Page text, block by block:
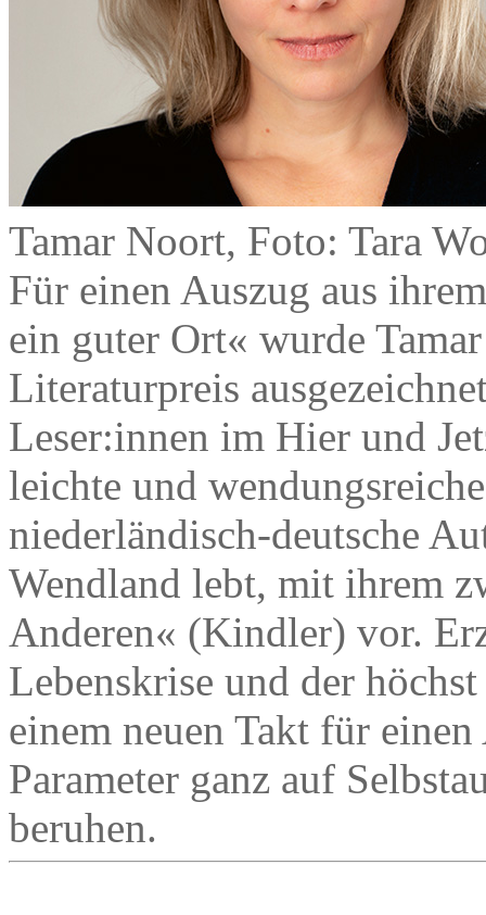
Tamar Noort, Foto: Tara
Für einen Auszug aus
ein guter Ort« wurde
Literaturpreis
Leser:innen im Hier und
leichte und
niederländisch-deutsche
Wendland lebt, mit ihrem
Anderen« (Kindler) vor.
Lebenskrise und der
einem neuen Takt für
Parameter ganz auf
beruhen.